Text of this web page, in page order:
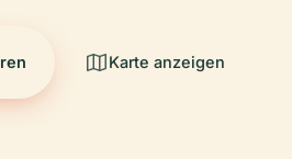
Karte anzeigen